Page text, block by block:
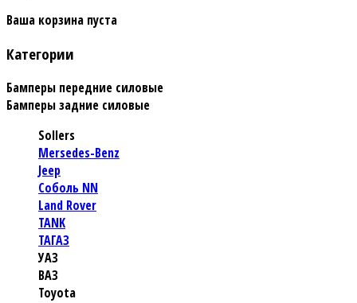
Ваша корзина пуста
Категории
Бамперы передние силовые
Бамперы задние силовые
Sollers
Mersedes-Benz
Jeep
Соболь NN
Land Rover
TANK
ТАГАЗ
УАЗ
ВАЗ
Toyota